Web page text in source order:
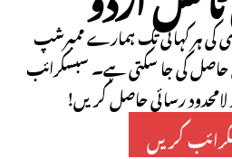
کی ہر کہانی تک ہمارے ممبرشپ
حاصل کی جا سکتی ہے۔ سبسکرائب
رسائی حاصل کریں!
کریں